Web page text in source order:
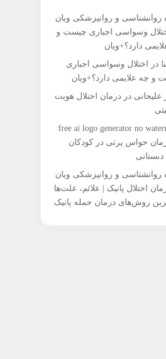
روانشناسی و روانپزشکی ویان
وسواسی اجباری چیست و
دارد؟+ویان
در اختلال وسواسی اجباری
و چه علایمی دارد؟+ویان
دردرمان اختلال هویت
free ai logo generator no
حواس پرتی در کودکان
روانشناسی و روانپزشکی ویان
اختلال پانیک | علائم، علت‌ها
روش‌های درمان حمله پانیک